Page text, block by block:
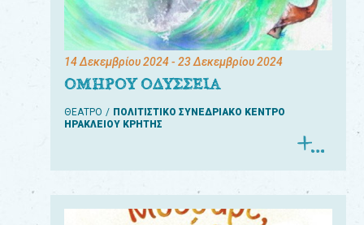
14 Δεκεμβρίου 2024- 23 Δεκεμβρίου 2024
ΟΜΗΡΟΥ ΟΔΥΣΣΕΙΑ
ΘΕΑΤΡΟ
ΠΟΛΙΤΙΣΤΙΚΟ ΣΥΝΕΔΡΙΑΚΟ ΚΕΝΤΡΟ
ΗΡΑΚΛΕΙΟΥ ΚΡΗΤΗΣ